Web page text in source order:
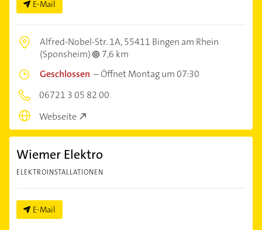
E-Mail
Alfred-Nobel-Str. 1A,55411 Bingen am Rhein
(Sponsheim)
7,6 km
Geschlossen –Öffnet Montag um 07:30
06721 3 05 82 00
Webseite
Wiemer Elektro
ELEKTROINSTALLATIONEN
E-Mail